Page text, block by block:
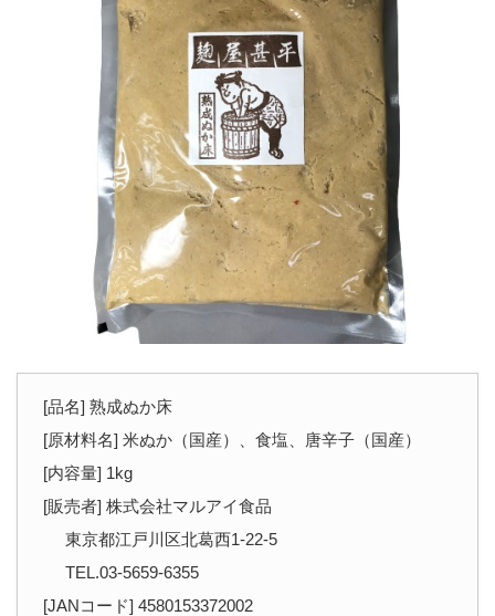
[品名] 熟成ぬか床
[原材料名] 米ぬか（国産）、食塩、唐辛子（国産）
[内容量] 1kg
[販売者] 株式会社マルアイ食品
東京都江戸川区北葛西1-22-5
TEL.03-5659-6355
[JANコード] 4580153372002